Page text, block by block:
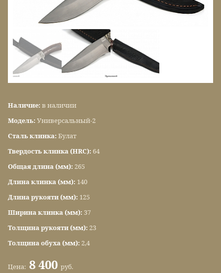
Наличие: в наличии
Модель: Универсальный-2
Сталь клинка: Булат
Твердость клинка (HRC): 64
Общая длина (мм): 265
Длина клинка (мм): 140
Длина рукояти (мм): 125
Ширина клинка (мм): 37
Толщина рукояти (мм): 23
Толщина обуха (мм): 2,4
Цена: 8 400 руб.